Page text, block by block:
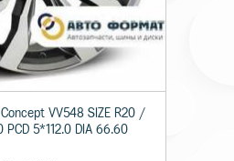
VV548 SIZE R20 /
PCD 5*112.0 DIA 66.60